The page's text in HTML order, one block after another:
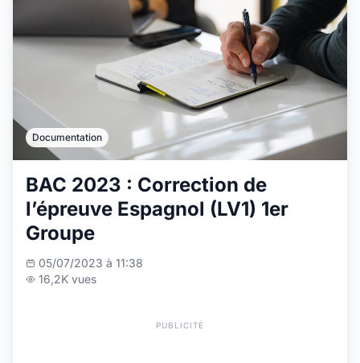
Documentation
BAC 2023 : Correction de
l’épreuve Espagnol (LV1) 1er
Groupe
05/07/2023 à 11:38
16,2K vues
PUBLICITÉ